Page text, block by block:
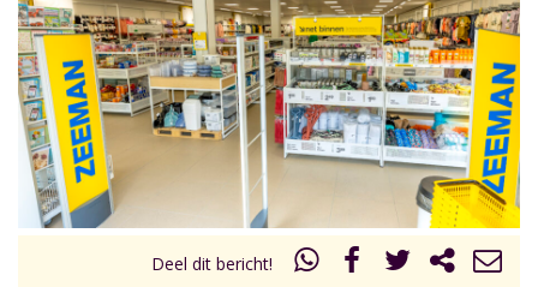
De middag van Sleutelstad
12.00 - 18.00 uur
Vorig uur
uur 1 van 0 Volgend uur
Inklappen
Deel dit bericht!